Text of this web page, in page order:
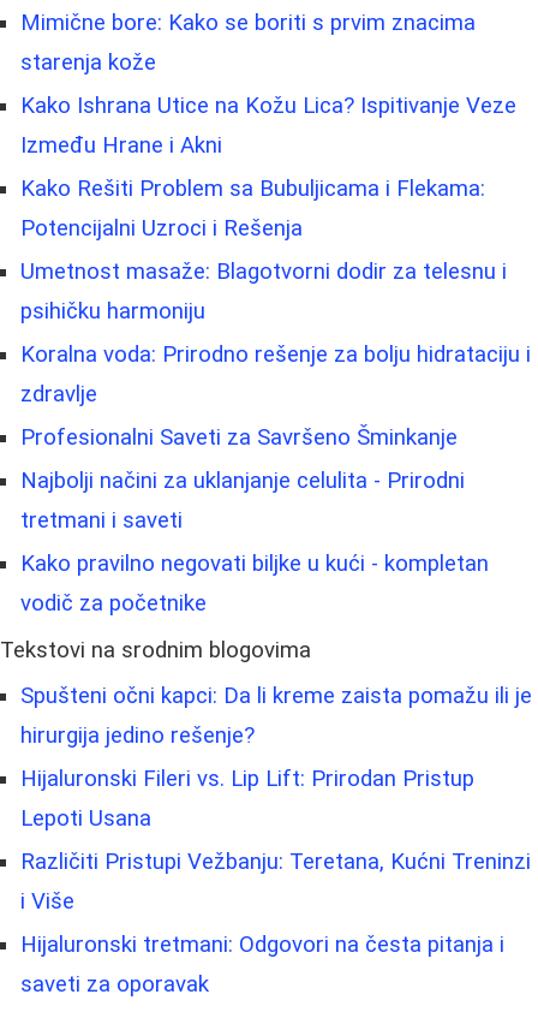
Mimične bore: Kako se boriti s prvim znacima
starenja kože
Kako Ishrana Utice na Kožu Lica? Ispitivanje Veze
Između Hrane i Akni
Kako Rešiti Problem sa Bubuljicama i Flekama:
Potencijalni Uzroci i Rešenja
Umetnost masaže: Blagotvorni dodir za telesnu i
psihičku harmoniju
Koralna voda: Prirodno rešenje za bolju hidrataciju i
zdravlje
Profesionalni Saveti za Savršeno Šminkanje
Najbolji načini za uklanjanje celulita - Prirodni
tretmani i saveti
Kako pravilno negovati biljke u kući - kompletan
vodič za početnike
Tekstovi na srodnim blogovima
Spušteni očni kapci: Da li kreme zaista pomažu ili je
hirurgija jedino rešenje?
Hijaluronski Fileri vs. Lip Lift: Prirodan Pristup
Lepoti Usana
Različiti Pristupi Vežbanju: Teretana, Kućni Treninzi
i Više
Hijaluronski tretmani: Odgovori na česta pitanja i
saveti za oporavak